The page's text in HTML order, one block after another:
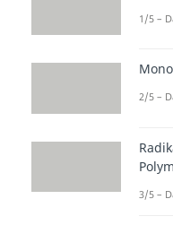
Die
1/5 –
2/5 –
3/5 –